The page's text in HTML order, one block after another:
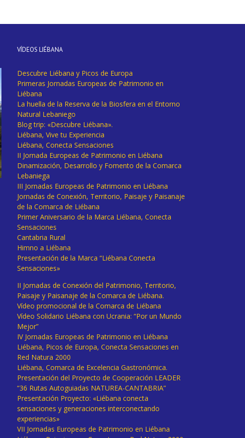
VÍDEOS LIÉBANA
Descubre Liébana y Picos de Europa
Primeras Jornadas Europeas de Patrimonio en
Liébana
La huella de la Reserva de la Biosfera en el Entorno
Natural Lebaniego
Blog trip: «Descubre Liébana».
Liébana, Vive tu Experiencia
Liébana, Conecta Sensaciones
II Jornada Europeas de Patrimonio en Liébana
Dinamización, Desarrollo y Fomento de la Comarca
Lebaniega
III Jornadas Europeas de Patrimonio en Liébana
Jornadas de Conexión, Territorio, Paisaje y Paisanaje
de la Comarca de Liébana
Primer Aniversario de la Marca Liébana, Conecta
Sensaciones
Cantabria Rural
Himno a Liébana
Presentación de la Marca “Liébana Conecta
Sensaciones»
II Jornadas de Conexión del Patrimonio, Territorio,
Paisaje y Paisanaje de la Comarca de Liébana.
Vídeo promocional de la Comarca de Liébana
Vídeo Solidario Liébana con Ucrania: “Por un Mundo
Mejor”
IV Jornadas Europeas de Patrimonio en Liébana
Liébana, Picos de Europa, Conecta Sensaciones en
Red Natura 2000
Liébana, Comarca de Excelencia Gastronómica.
Presentación del Proyecto de Cooperación LEADER
“36 Rutas Autoguiadas NATUREA-CANTABRIA”
Presentación Proyecto: «Liébana conecta
sensaciones y generaciones interconectando
experiencias»
VII Jornadas Europeas de Patrimonio en Liébana